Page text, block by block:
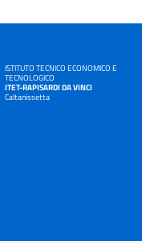
ISTITUTO TECNICO ECONOMICO E
TECNOLOGICO
ITET-RAPISARDI DA VINCI
Caltanissetta